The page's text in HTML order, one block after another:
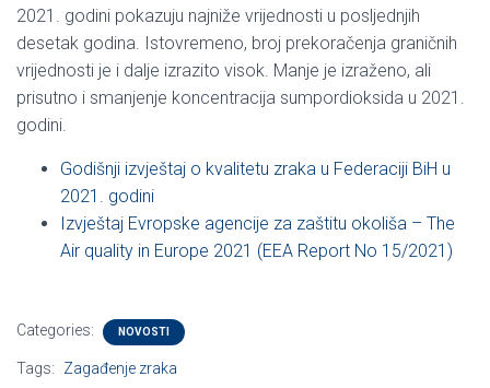
2021. godini pokazuju najniže vrijednosti u posljednjih
desetak godina. Istovremeno, broj prekoračenja graničnih
vrijednosti je i dalje izrazito visok. Manje je izraženo, ali
prisutno i smanjenje koncentracija sumpordioksida u 2021.
godini.
Godišnji izvještaj o kvalitetu zraka u Federaciji BiH u
2021. godini
Izvještaj Evropske agencije za zaštitu okoliša – The
Air quality in Europe 2021 (EEA Report No 15/2021)
Categories: NOVOSTI
Tags: Zagađenje zraka